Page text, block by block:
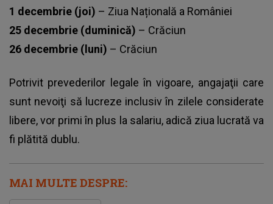
1 decembrie (joi) – Ziua Națională a României
25 decembrie (duminică) – Crăciun
26 decembrie (luni) – Crăciun
Potrivit prevederilor legale în vigoare, angajaţii care
sunt nevoiţi să lucreze inclusiv în zilele considerate
libere, vor primi în plus la salariu, adică ziua lucrată va
fi plătită dublu.
MAI MULTE DESPRE: